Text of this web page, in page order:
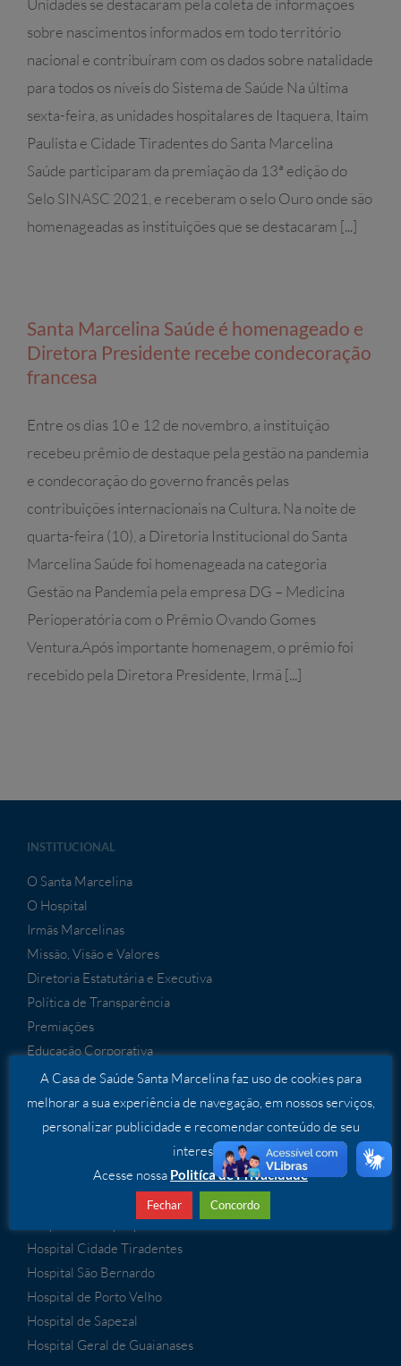
Unidades se destacaram pela coleta de informações
sobre nascimentos informados em todo território
nacional e contribuíram com os dados sobre natalidade
para todos os níveis do Sistema de Saúde Na última
sexta-feira, as unidades hospitalares de Itaquera, Itaim
Paulista e Cidade Tiradentes do Santa Marcelina
Saúde participaram da premiação da 13ª edição do
Selo SINASC 2021, e receberam o selo Ouro onde são
homenageadas as instituições que se destacaram [...]
Santa Marcelina Saúde é homenageado e
Diretora Presidente recebe condecoração
francesa
Entre os dias 10 e 12 de novembro, a instituição
recebeu prêmio de destaque pela gestão na pandemia
e condecoração do governo francês pelas
contribuições internacionais na Cultura. Na noite de
quarta-feira (10), a Diretoria Institucional do Santa
Marcelina Saúde foi homenageada na categoria
Gestão na Pandemia pela empresa DG – Medicina
Perioperatória com o Prêmio Ovando Gomes
Ventura.Após importante homenagem, o prêmio foi
recebido pela Diretora Presidente, Irmã [...]
INSTITUCIONAL
O Santa Marcelina
O Hospital
Irmãs Marcelinas
Missão, Visão e Valores
Diretoria Estatutária e Executiva
Política de Transparência
Premiações
Educação Corporativa
APS Santa Marcelina
Hospital Dia Itaim Paulista
Hospital Dia São Miguel
Hospital do Itaim Paulista
Hospital de Itaquaquecetuba
Hospital Cidade Tiradentes
Hospital São Bernardo
Hospital de Porto Velho
Hospital de Sapezal
Hospital Geral de Guaianases
A Casa de Saúde Santa Marcelina faz uso de cookies para
melhorar a sua experiência de navegação, em nossos serviços,
personalizar publicidade e recomendar conteúdo de seu
interesse.
Acesse nossa Politíca de Privacidade
Fechar Concordo